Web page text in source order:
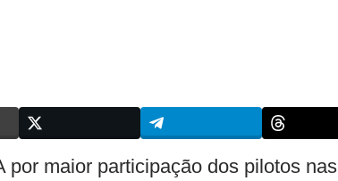
por maior participação dos pilotos nas